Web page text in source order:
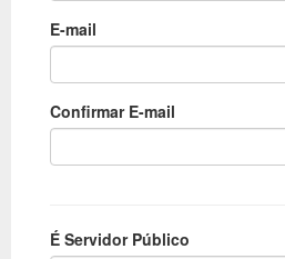
E-mail
Confirmar E-mail
É Servidor Público